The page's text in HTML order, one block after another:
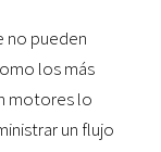
no pueden
los más
motores lo
un flujo